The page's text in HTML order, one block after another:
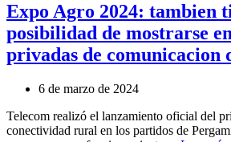
Expo Agro 2024: tambien
posibilidad de mostrarse
privadas de comunicacion
6 de marzo de 2024
Telecom realizó el lanzamiento oficial del
conectividad rural en los partidos de